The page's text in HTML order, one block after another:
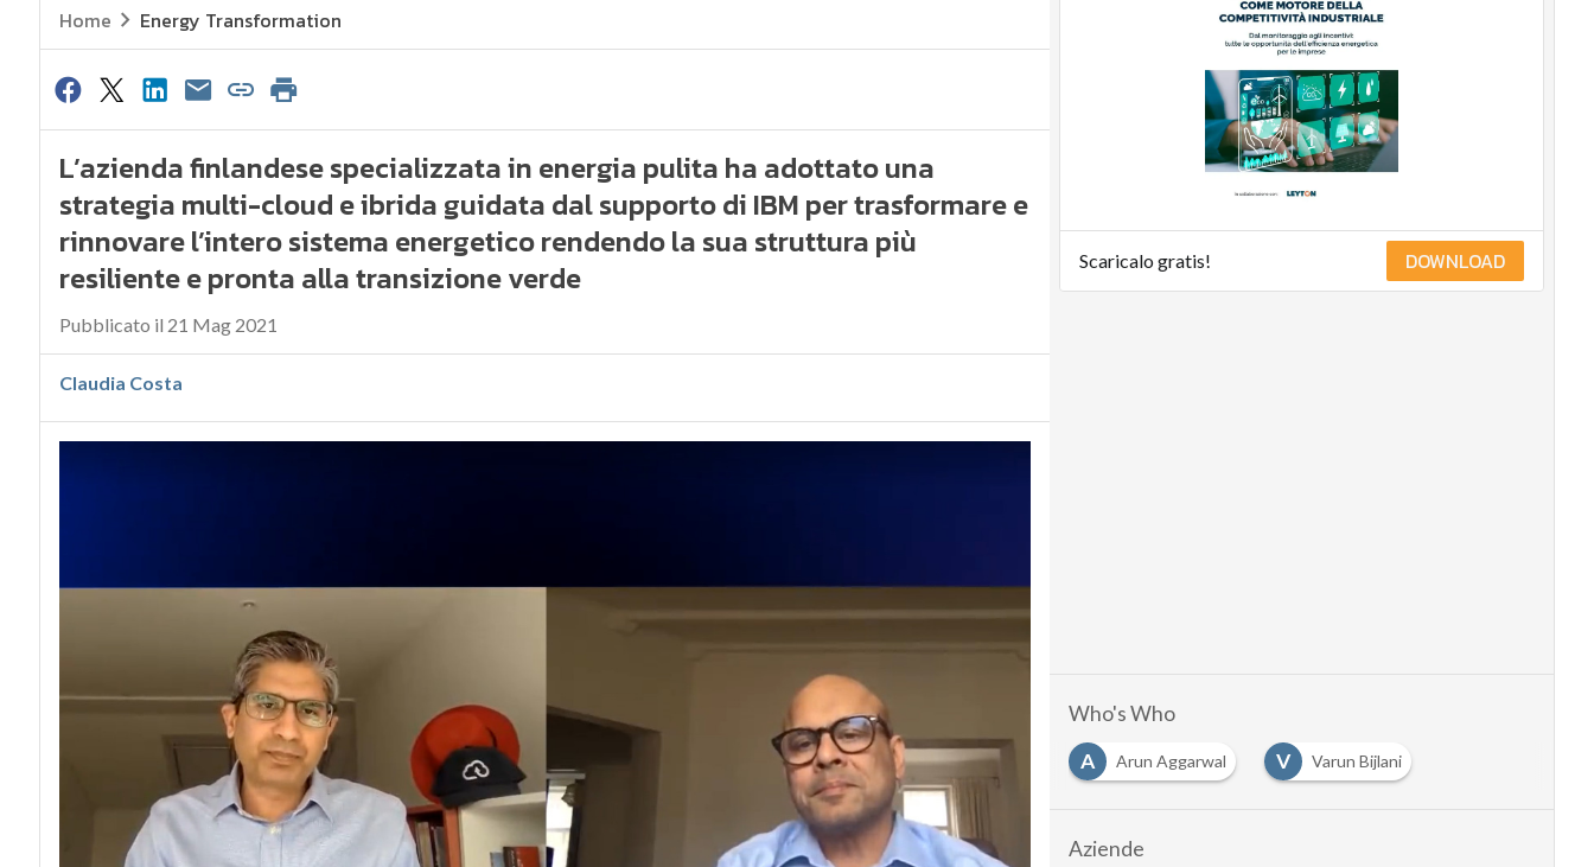
management
Energy
Normative
e
Compliance
Corporate
governance
Home Energy Transformation
L’azienda finlandese specializzata in energia pulita ha adottato una
strategia multi-cloud e ibrida guidata dal supporto di IBM per trasformare e
rinnovare l’intero sistema energetico rendendo la sua struttura più
resiliente e pronta alla transizione verde
Pubblicato il 21 Mag 2021
Claudia Costa
Scaricalo gratis! DOWNLOAD
Who's Who
A
Arun Aggarwal V Varun Bijlani
Aziende